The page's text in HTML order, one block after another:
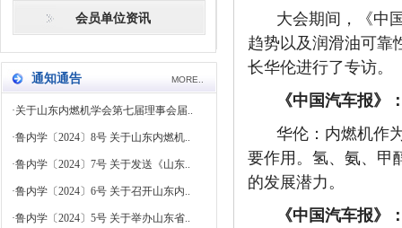
会员单位资讯
通知通告 MORE..
·关于山东内燃机学会第七届理事会届..
·鲁内学〔2024〕8号 关于山东内燃机..
·鲁内学〔2024〕7号 关于发送《山东..
·鲁内学〔2024〕6号 关于召开山东内..
·鲁内学〔2024〕5号 关于举办山东省..
大会期间，《中
趋势以及润滑油可靠
长华伦进行了专访。
《中国汽车报》
华伦： 内燃机作
要作用。氢、氨、甲
的发展潜力。
《中国汽车报》